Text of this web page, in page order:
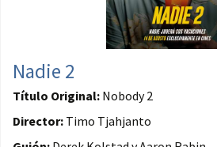
Nadie 2
Título Original: Nobody 2
Director: Timo Tjahjanto